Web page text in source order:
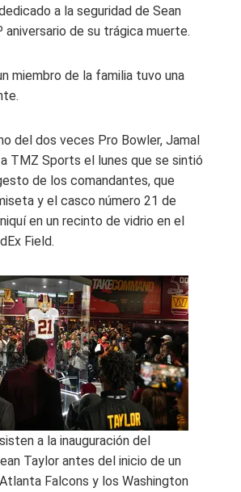
a la seguridad de Sean
aniversario de su trágica muerte.
miembro de la familia tuvo una
del dos veces Pro Bowler, Jamal
TMZ Sports el lunes que se sintió
de los comandantes, que
y el casco número 21 de
en un recinto de vidrio en el
Field.
a la inauguración del
Taylor antes del inicio de un
Falcons y los Washington